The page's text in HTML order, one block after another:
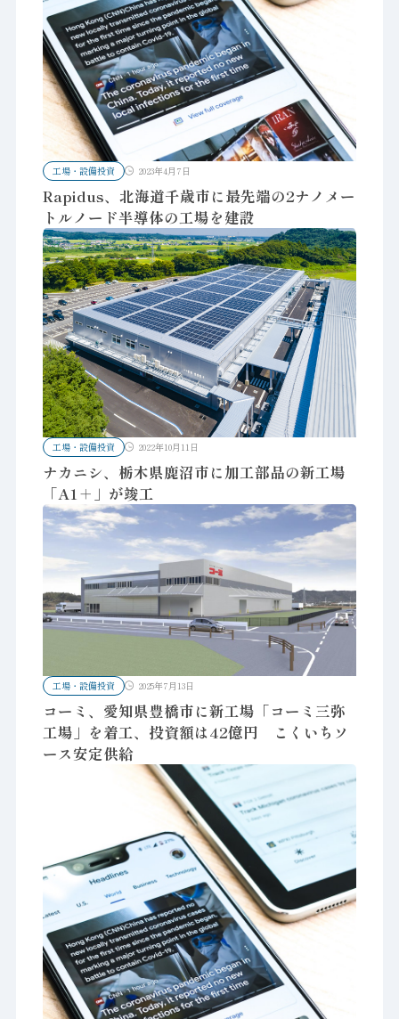
工場・設備投資 2023年4月7日
Rapidus、北海道千歳市に最先端の2ナノメー
トルノード半導体の工場を建設
工場・設備投資 2022年10月11日
ナカニシ、栃木県鹿沼市に加工部品の新工場
「A1＋」が竣工
工場・設備投資 2025年7月13日
コーミ、愛知県豊橋市に新工場「コーミ三弥
工場」を着工、投資額は42億円 こくいちソ
ース安定供給